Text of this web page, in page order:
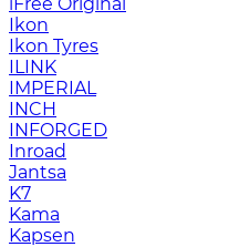
Ikon
Ikon Tyres
ILINK
IMPERIAL
INCH
INFORGED
Inroad
Jantsa
K7
Kama
Kapsen